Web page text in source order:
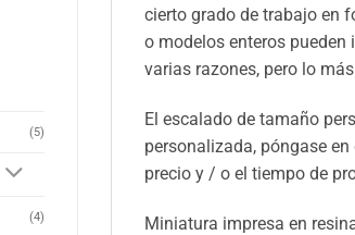
(5)
(4)
cierto grado de trabajo en
o modelos enteros pueden
varias razones, pero lo
El escalado de tamaño
personalizada, póngase
precio y / o el tiempo de
Miniatura impresa en